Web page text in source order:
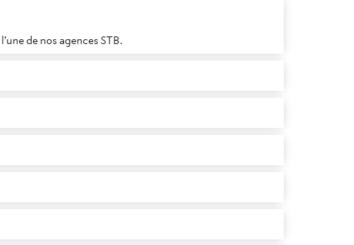
de nos agences STB.